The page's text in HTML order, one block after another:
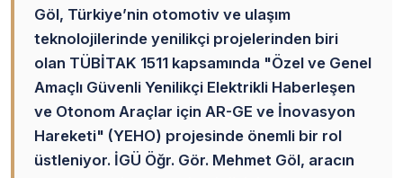
Göl, Türkiye’nin otomotiv ve ulaşım
teknolojilerinde yenilikçi projelerinden biri
olan TÜBİTAK 1511 kapsamında "Özel ve Genel
Amaçlı Güvenli Yenilikçi Elektrikli Haberleşen
ve Otonom Araçlar için AR-GE ve İnovasyon
Hareketi" (YEHO) projesinde önemli bir rol
üstleniyor. İGÜ Öğr. Gör. Mehmet Göl, aracın